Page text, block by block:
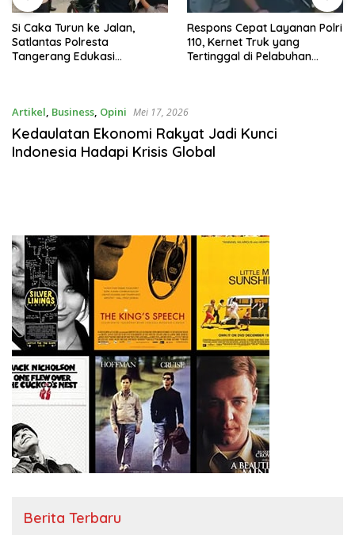
Si Caka Turun ke Jalan,
Satlantas Polresta
Tangerang Edukasi
Respons Cepat Layanan Polri
110, Kernet Truk yang
Tertinggal di Pelabuhan
Artikel, Business, Opini Mei 17, 2026
Kedaulatan Ekonomi Rakyat Jadi Kunci
Indonesia Hadapi Krisis Global
Berita Terbaru